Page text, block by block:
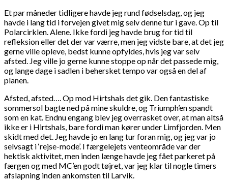
Et par måneder tidligere havde jeg rund fødselsdag, og jeg
havde i lang tid i forvejen givet mig selv denne tur i gave. Op til
Polarcirklen. Alene. Ikke fordi jeg havde brug for tid til
refleksion eller det der var værre, men jeg vidste bare, at det jeg
gerne ville opleve, bedst kunne opfyldes, hvis jeg var selv
afsted. Jeg ville jo gerne kunne stoppe op når det passede mig,
og lange dage i sadlen i behersket tempo var også en del af
planen.
Afsted, afsted…. Op mod Hirtshals det gik. Den fantastiske
sommersol bagte ned på mine skuldre, og Triumph’en spandt
som en kat. Endnu engang blev jeg overrasket over, at man altså
ikke er i Hirtshals, bare fordi man kører under Limfjorden. Men
skidt med det. Jeg havde jo en lang tur foran mig, og jeg var jo
selvsagt i ‘rejse-mode’. I færgelejets venteområde var der
hektisk aktivitet, men inden længe havde jeg fået parkeret på
færgen og med MC’en godt tøjret, var jeg klar til nogle timers
afslapning inden ankomsten til Larvik.